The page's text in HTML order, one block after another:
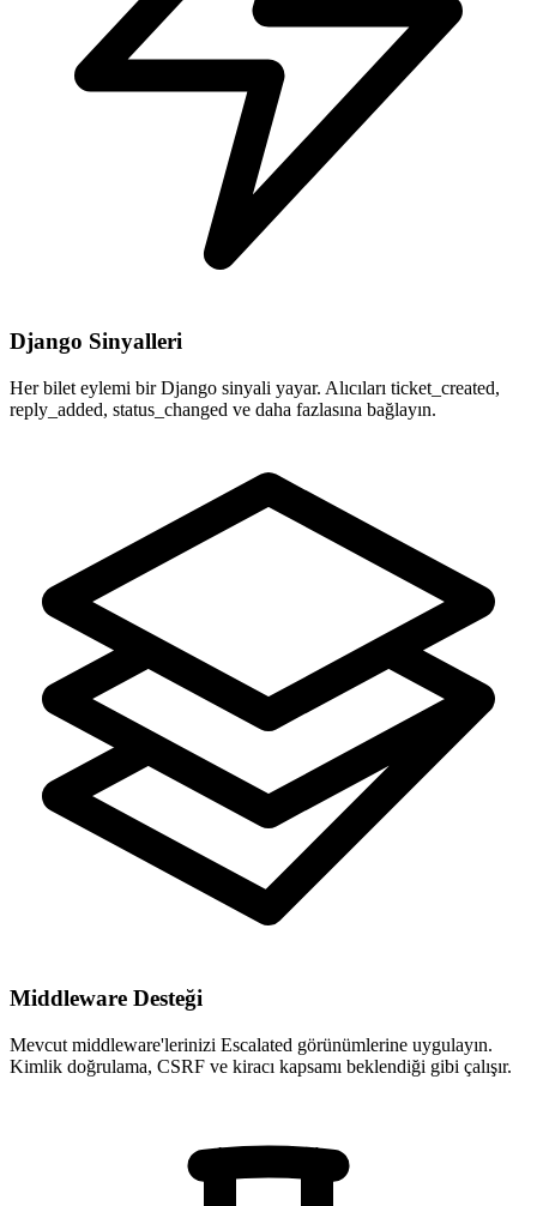
Django Sinyalleri
Her bilet eylemi bir Django sinyali yayar. Alıcıları ticket_created,
reply_added, status_changed ve daha fazlasına bağlayın.
Middleware Desteği
Mevcut middleware'lerinizi Escalated görünümlerine uygulayın.
Kimlik doğrulama, CSRF ve kiracı kapsamı beklendiği gibi çalışır.